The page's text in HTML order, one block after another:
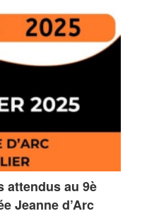
attendus au 9è
Jeanne d’Arc